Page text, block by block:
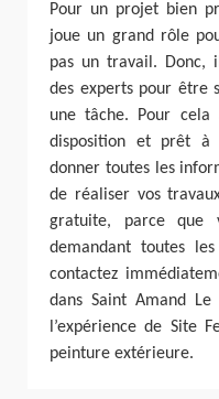
Pour un projet bien
joue un grand rôle
pas un travail. Donc,
des experts pour être
une tâche. Pour
disposition et prêt à
donner toutes les
de réaliser vos
gratuite, parce que
demandant toutes
contactez
dans Saint Amand
l’expérience de Site
peinture extérieure.